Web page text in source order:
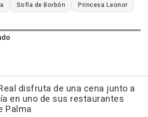
Sofía de Borbón Princesa Leonor
disfruta de una cena junto a
en uno de sus restaurantes
Palma